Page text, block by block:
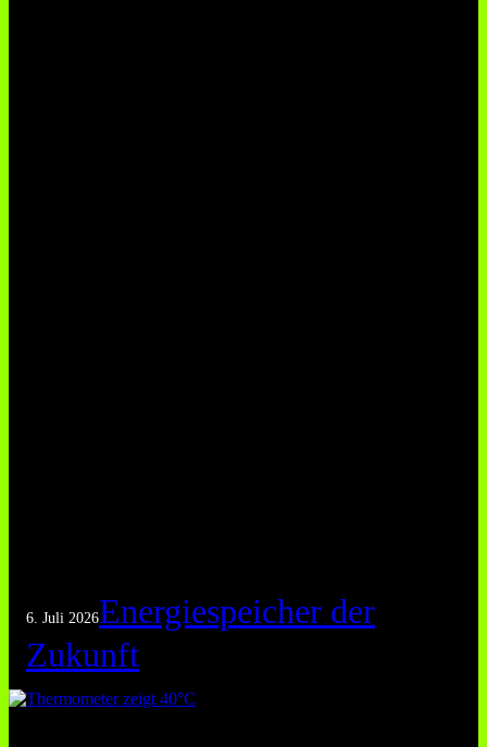
6. Juli 2026Energiespeicher der
Zukunft